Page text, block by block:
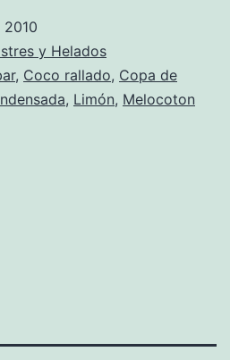
2010
y Helados
, Coco rallado, Copa de
, Limón, Melocoton